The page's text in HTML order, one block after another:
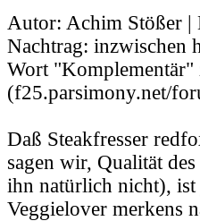
Autor: Achim Stößer |
Nachtrag: inzwischen
Wort
(f25.parsimony.net/
Daß Steakfresser
sagen wir, Qualität
ihn natürlich nicht), ist
Veggielover merkens